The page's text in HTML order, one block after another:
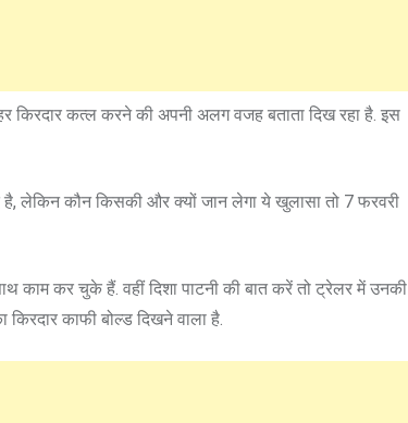
किरदार कत्ल करने की अपनी अलग वजह बताता दिख रहा है. इस
है, लेकिन कौन किसकी और क्यों जान लेगा ये खुलासा तो 7 फरवरी
काम कर चुके हैं. वहीं दिशा पाटनी की बात करें तो ट्रेलर में उनकी
किरदार काफी बोल्ड दिखने वाला है.